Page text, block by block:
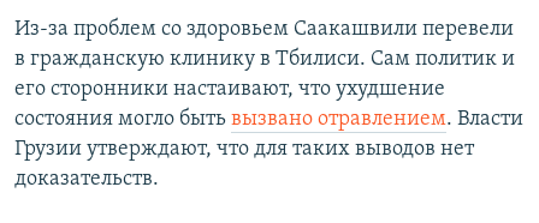
Из-за проблем со здоровьем Саакашвили перевели
в гражданскую клинику в Тбилиси. Сам политик и
его сторонники настаивают, что ухудшение
состояния могло быть вызвано отравлением. Власти
Грузии утверждают, что для таких выводов нет
доказательств.